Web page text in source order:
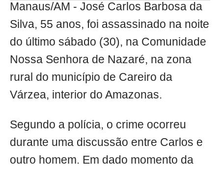
Manaus/AM - José Carlos Barbosa da
Silva, 55 anos, foi assassinado na noite
do último sábado (30), na Comunidade
Nossa Senhora de Nazaré, na zona
rural do município de Careiro da
Várzea, interior do Amazonas.
Segundo a polícia, o crime ocorreu
durante uma discussão entre Carlos e
outro homem. Em dado momento da